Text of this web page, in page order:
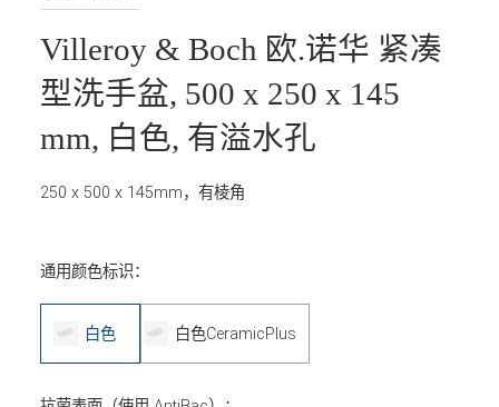
Villeroy & Boch 欧.诺华 紧凑
型洗手盆, 500 x 250 x 145
mm, 白色, 有溢水孔
250 x 500 x 145mm，有棱角
通用颜色标识：
白色 白色CeramicPlus